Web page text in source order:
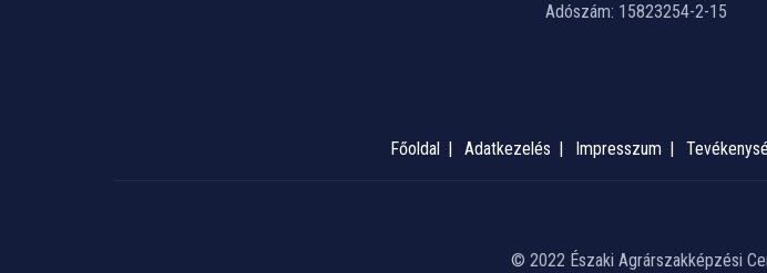
Adószám: 15823254-2-15
Főoldal Adatkezelés Impresszum
© 2022 Északi Agrárszakképzési